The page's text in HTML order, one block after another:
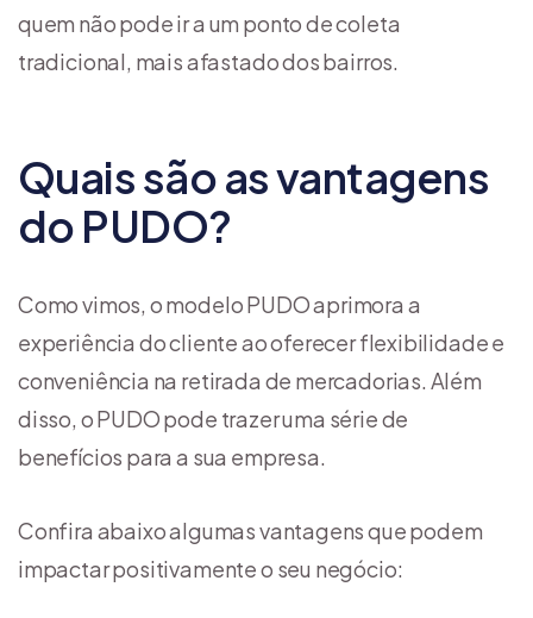
quem não pode ir a um ponto de coleta
tradicional, mais afastado dos bairros.
Quais são as vantagens
do PUDO?
Como vimos, o modelo PUDO aprimora a
experiência do cliente ao oferecer flexibilidade e
conveniência na retirada de mercadorias. Além
disso, o PUDO pode trazer uma série de
benefícios para a sua empresa.
Confira abaixo algumas vantagens que podem
impactar positivamente o seu negócio: